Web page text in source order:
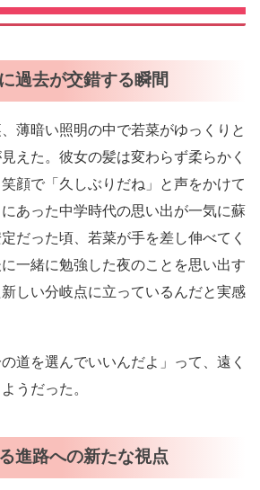
過去が交錯する瞬間
薄暗い照明の中で若菜がゆっくりと
えた。彼女の髪は変わらず柔らかく
顔で「久しぶりだね」と声をかけて
あった中学時代の思い出が一気に蘇
だった頃、若菜が手を差し伸べてく
一緒に勉強した夜のことを思い出す
しい分岐点に立っているんだと実感
道を選んでいいんだよ」って、遠く
うだった。
進路への新たな視点